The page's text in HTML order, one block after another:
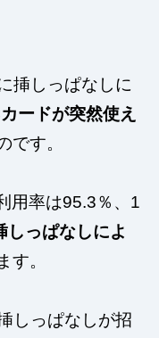
挿しっぱなしに
ードが突然使え
です。
用率は95.3％、1
しっぱなしによ
す。
しっぱなしが招